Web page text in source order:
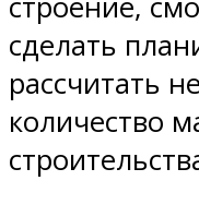
сделать
рассчитать
количество